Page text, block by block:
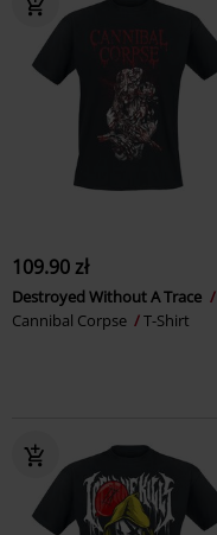
109.90 zł
Destroyed Without A Trace
Cannibal Corpse
T-Shirt